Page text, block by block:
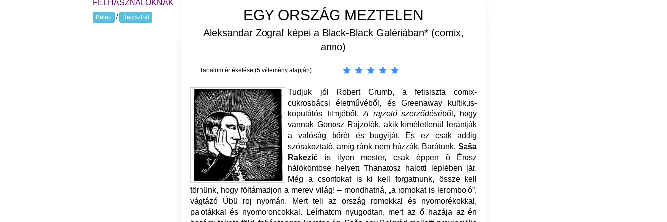
EGY ORSZÁG MEZTELEN
Aleksandar Zograf képei a Black-Black Galériában* (comix,
anno)
Tartalom értékelése (5 vélemény alapján):
Tudjuk jól Robert Crumb, a fetisiszta comix-
cukrosbácsi életművéből, és Greenaway kultikus-
kopulálós filmjéből,A rajzoló szerződéséből, hogy
vannak Gonosz Rajzolók, akik kíméletlenül lerántják
a valóság bőrét és bugyiját. És ez csak addig
szórakoztató, amíg ránk nem húzzák. Barátunk,Saša
Rakezić is ilyen mester, csak éppen ő Érosz
hálóköntöse helyett Thanatosz halotti leplében jár.
Még a csontokat is ki kell forgatnunk, össze kell
törnünk, hogy föltámadjon a merev világ! – mondhatná, „a romokat is leromboló”,
vágtázó Übü roj nyomán. Mert teli az ország romokkal és nyomorékokkal,
palotákkal és nyomoroncokkal. Leírhatom nyugodtan, mert az ő hazája az én
FELHASZNÁLÓKNAK
Belép / Regisztrál